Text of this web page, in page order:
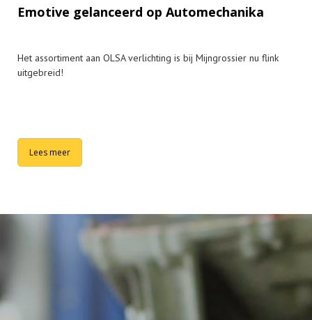
Emotive gelanceerd op Automechanika
Het assortiment aan OLSA verlichting is bij Mijngrossier nu flink
uitgebreid!
Lees meer